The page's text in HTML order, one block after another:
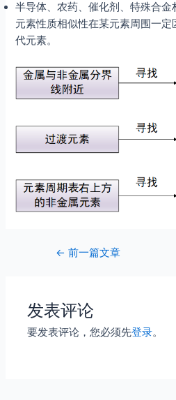
半导体、农药、催化剂、特殊合
元素性质相似性在某元素周围一
代元素。
Post← 前一篇文章
发表评论
要发表评论，您必须先登录。